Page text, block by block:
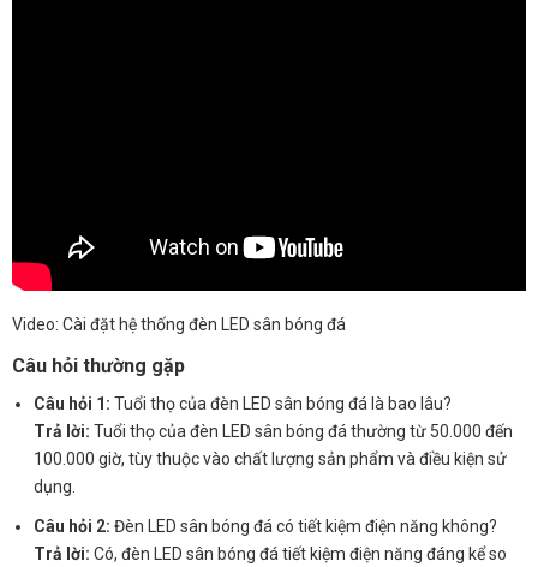
Video: Cài đặt hệ thống đèn LED sân bóng đá
Câu hỏi thường gặp
Câu hỏi 1: Tuổi thọ của đèn LED sân bóng đá là bao lâu?
Trả lời: Tuổi thọ của đèn LED sân bóng đá thường từ 50.000 đến
100.000 giờ, tùy thuộc vào chất lượng sản phẩm và điều kiện sử
dụng.
Câu hỏi 2: Đèn LED sân bóng đá có tiết kiệm điện năng không?
Trả lời: Có, đèn LED sân bóng đá tiết kiệm điện năng đáng kể so